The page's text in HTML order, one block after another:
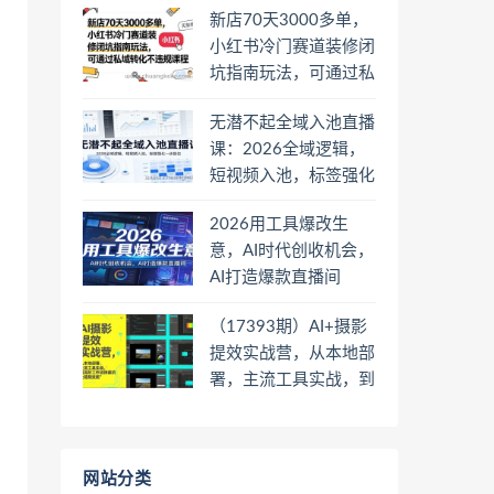
新店70天3000多单，
小红书冷门赛道装修闭
坑指南玩法，可通过私
无潜不起全域入池直播
课：2026全域逻辑，
短视频入池，标签强化
2026用工具爆改生
意，AI时代创收机会，
AI打造爆款直播间
（17393期）AI+摄影
提效实战营，从本地部
署，主流工具实战，到
网站分类